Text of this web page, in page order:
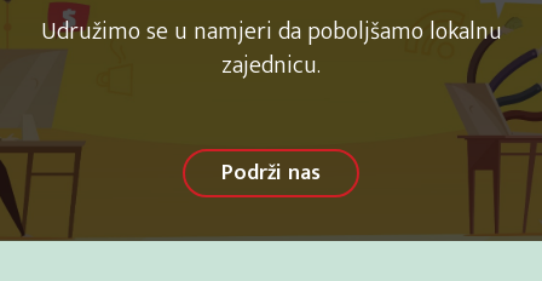
Udružimo se u namjeri da poboljšamo lokalnu
zajednicu.
Podrži nas